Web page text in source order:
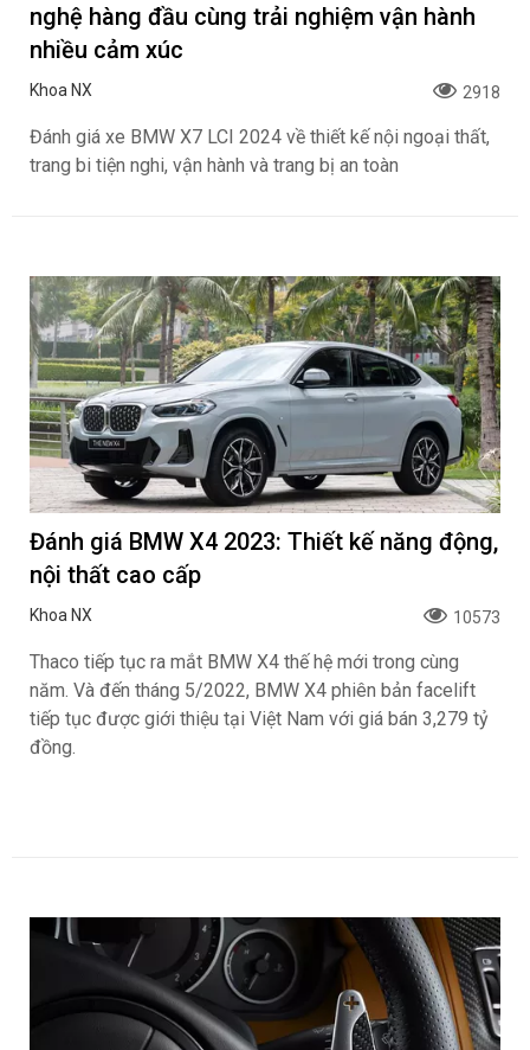
nghệ hàng đầu cùng trải nghiệm vận hành
nhiều cảm xúc
Khoa NX 2918
Đánh giá xe BMW X7 LCI 2024 về thiết kế nội ngoại thất,
trang bi tiện nghi, vận hành và trang bị an toàn
Đánh giá BMW X4 2023: Thiết kế năng động,
nội thất cao cấp
Khoa NX 10573
Thaco tiếp tục ra mắt BMW X4 thế hệ mới trong cùng
năm. Và đến tháng 5/2022, BMW X4 phiên bản facelift
tiếp tục được giới thiệu tại Việt Nam với giá bán 3,279 tỷ
đồng.